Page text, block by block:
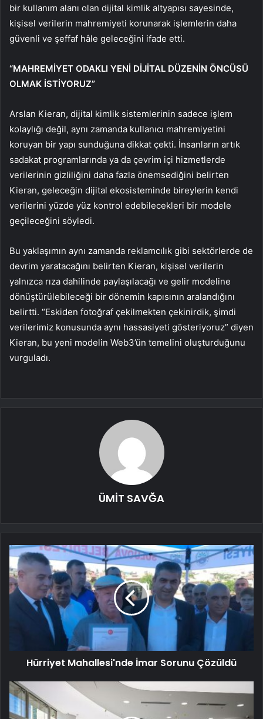
bir kullanım alanı olan dijital kimlik altyapısı sayesinde,
kişisel verilerin mahremiyeti korunarak işlemlerin daha
güvenli ve şeffaf hâle geleceğini ifade etti.
“MAHREMİYET ODAKLI YENİ DİJİTAL DÜZENİN ÖNCÜSÜ
OLMAK İSTİYORUZ”
Arslan Kieran, dijital kimlik sistemlerinin sadece işlem
kolaylığı değil, aynı zamanda kullanıcı mahremiyetini
koruyan bir yapı sunduğuna dikkat çekti. İnsanların artık
sadakat programlarında ya da çevrim içi hizmetlerde
verilerinin gizliliğini daha fazla önemsediğini belirten
Kieran, geleceğin dijital ekosisteminde bireylerin kendi
verilerini yüzde yüz kontrol edebilecekleri bir modele
geçileceğini söyledi.
Bu yaklaşımın aynı zamanda reklamcılık gibi sektörlerde de
devrim yaratacağını belirten Kieran, kişisel verilerin
yalnızca rıza dahilinde paylaşılacağı ve gelir modeline
dönüştürülebileceği bir dönemin kapısının aralandığını
belirtti. “Eskiden fotoğraf çekilmekten çekinirdik, şimdi
verilerimiz konusunda aynı hassasiyeti gösteriyoruz” diyen
Kieran, bu yeni modelin Web3’ün temelini oluşturduğunu
vurguladı.
ÜMİT SAVĞA
Hürriyet Mahallesi'nde İmar Sorunu Çözüldü